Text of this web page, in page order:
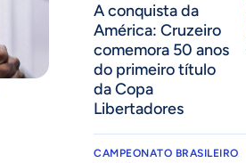
A conquista da
América: Cruzeiro
comemora 50 anos
do primeiro título
da Copa
Libertadores
CAMPEONATO BRASILEIRO